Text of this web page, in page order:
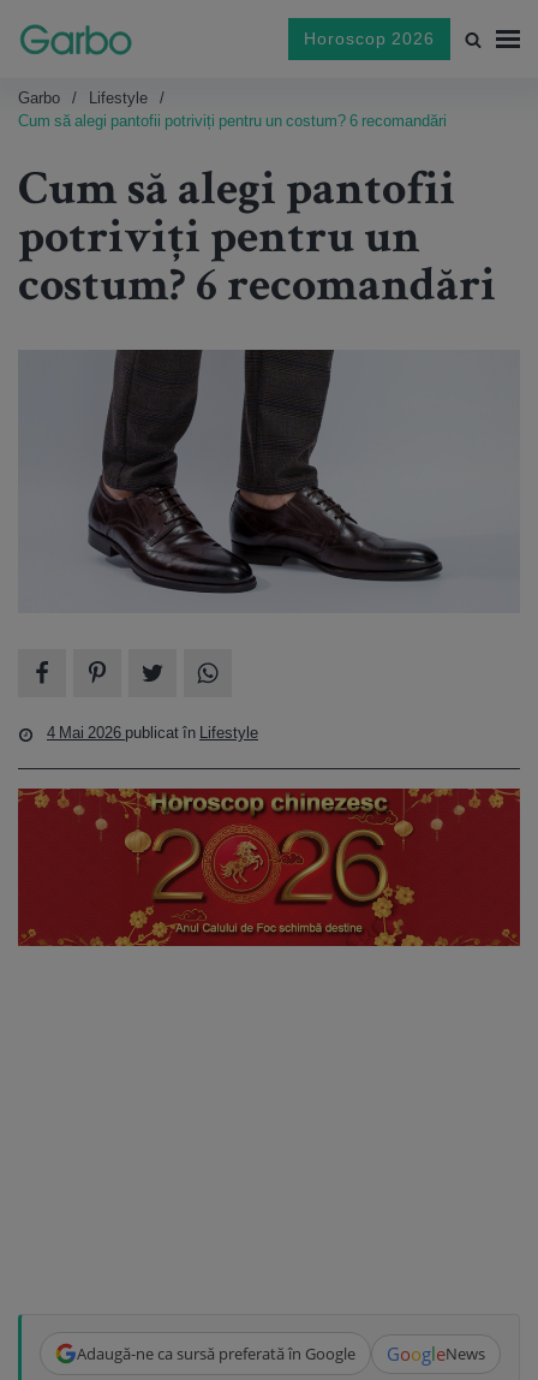
Horoscop 2026
Garbo
Lifestyle
Cum să alegi pantofii potriviți pentru un costum? 6 recomandări
Cum să alegi pantofii
potriviți pentru un
costum? 6 recomandări
4 Mai 2026 publicat în Lifestyle
Adaugă-ne ca sursă preferată în Google GoogleNews